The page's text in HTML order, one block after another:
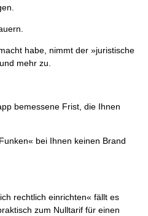
habe, nimmt der »juristische
mehr zu.
bemessene Frist, die Ihnen
bei Ihnen keinen Brand
rechtlich einrichten« fällt es
zum Nulltarif für einen